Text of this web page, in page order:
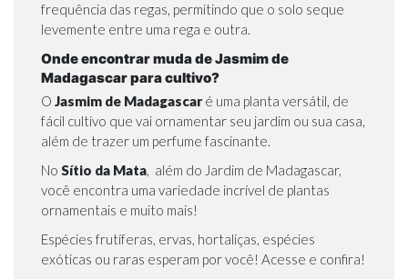
frequência das regas, permitindo que o solo seque
levemente entre uma rega e outra.
Onde encontrar muda de Jasmim de
Madagascar para cultivo?
O Jasmim de Madagascaré uma planta versátil, de
fácil cultivo que vai ornamentar seu jardim ou sua casa,
além de trazer um perfume fascinante.
No Sítio da Mata, além do Jardim de Madagascar,
você encontra uma variedade incrível de plantas
ornamentais e muito mais!
Espécies frutíferas, ervas, hortaliças, espécies
exóticas ou raras esperam por você! Acesse e confira!